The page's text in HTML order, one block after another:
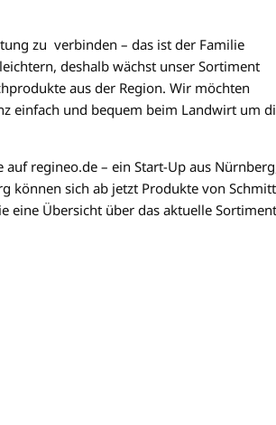
zu verbinden – das ist der Familie
deshalb wächst unser Sortiment
aus der Region. Wir möchten
einfach und bequem beim Landwirt um
regineo.de – ein Start-Up aus
können sich ab jetzt Produkte von
eine Übersicht über das aktuelle Sortiment